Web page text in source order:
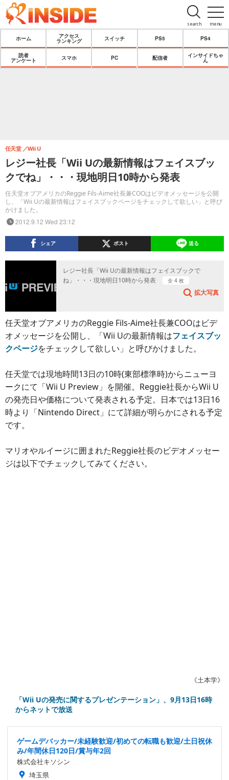
menu
search
ホーム
アクセス
ランキング
スイッチ PS5 PS4
読者
アンケート
スマホ PC 配信者
インサイドちゃ
ん
レジー社長「Wii Uの最新情報はフェイスブッ
クでね」・・・現地明日10時から発表
任天堂オブアメリカのReggie Fils-Aime社長兼COOはビデオメッセージを公開
し、「Wii Uの最新情報はフェイスブックページをチェックして欲しい」と呼び
かけました。
任天堂 Wii U
2012.9.12 Wed 23:12
シェア ポスト 送る
レジー社長「Wii Uの最新情報はフェイスブックで
ね」・・・現地明日10時から発表
全 4 枚
拡大写真
任天堂オブアメリカのReggie Fils-Aime社長兼COOはビデ
オメッセージを公開し、「Wii Uの最新情報はフェイスブッ
クページをチェックして欲しい」と呼びかけました。
任天堂では現地時間13日の10時(東部標準時)からニューヨ
ークにて「Wii U Preview」を開催。Reggie社長からWii U
の発売日や価格について発表される予定。日本では13日16
時より「Nintendo Direct」にて詳細が明らかにされる予定
です。
マリオやルイージに囲まれたReggie社長のビデオメッセー
ジは以下でチェックしてみてください。
《土本学》
「Wii Uの発売に関するプレゼンテーション」、9月13日16時
からネットで放送
ゲームデバッカー/未経験歓迎/初めての転職も歓迎/土日祝休
み/年間休日120日/賞与年2回
株式会社キソシン
埼玉県